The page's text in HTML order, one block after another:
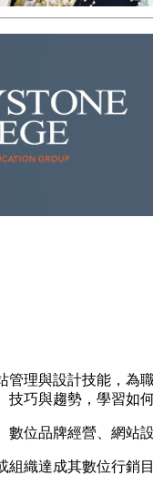
理與設計技能，為職
巧與趨勢，學習如
位品牌經營、網站
織達成其數位行銷